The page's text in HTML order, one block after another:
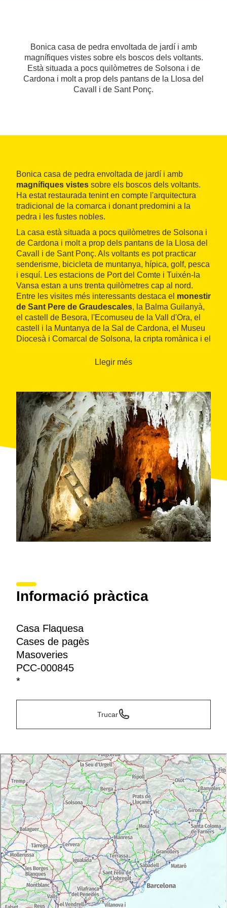
Bonica casa de pedra envoltada de jardí i amb
magnífiques vistes sobre els boscos dels voltants.
Està situada a pocs quilòmetres de Solsona i de
Cardona i molt a prop dels pantans de la Llosa del
Cavall i de Sant Ponç.
Bonica casa de pedra envoltada de jardí i amb
magnífiques vistes sobre els boscos dels voltants.
Ha estat restaurada tenint en compte l'arquitectura
tradicional de la comarca i donant predomini a la
pedra i les fustes nobles.
La casa està situada a pocs quilòmetres de Solsona i
de Cardona i molt a prop dels pantans de la Llosa del
Cavall i de Sant Ponç. Als voltants es pot practicar
senderisme, bicicleta de muntanya, hípica, golf, pesca
i esquí. Les estacions de Port del Comte i Tuixén-la
Vansa estan a uns trenta quilòmetres cap al nord.
Entre les visites més interessants destaca el monestir
de Sant Pere de Graudescales, la Balma Guilanyà,
el castell de Besora, l'Ecomuseu de la Vall d'Ora, el
castell i la Muntanya de la Sal de Cardona, el Museu
Diocesà i Comarcal de Solsona, la cripta romànica i el
el Zoo del Pirineu de Canalda.
Llegir més
Informació pràctica
Casa Flaquesa
Cases de pagès
Masoveries
PCC-000845
*
Trucar